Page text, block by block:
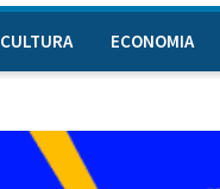
CULTURA ECONOMIA